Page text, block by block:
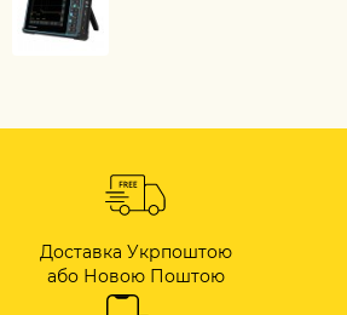
Доставка Укрпоштою
або Новою Поштою